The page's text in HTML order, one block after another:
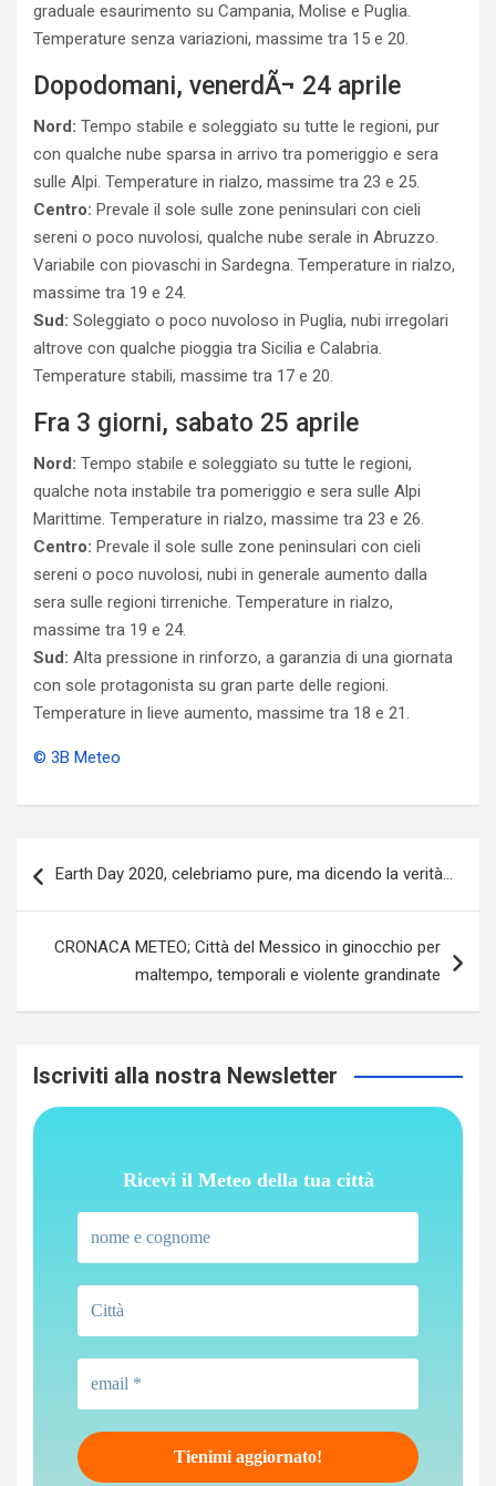
graduale esaurimento su Campania, Molise e Puglia.
Temperature senza variazioni, massime tra 15 e 20.
Dopodomani, venerdÃ¬ 24 aprile
Nord: Tempo stabile e soleggiato su tutte le regioni, pur
con qualche nube sparsa in arrivo tra pomeriggio e sera
sulle Alpi. Temperature in rialzo, massime tra 23 e 25.
Centro: Prevale il sole sulle zone peninsulari con cieli
sereni o poco nuvolosi, qualche nube serale in Abruzzo.
Variabile con piovaschi in Sardegna. Temperature in rialzo,
massime tra 19 e 24.
Sud: Soleggiato o poco nuvoloso in Puglia, nubi irregolari
altrove con qualche pioggia tra Sicilia e Calabria.
Temperature stabili, massime tra 17 e 20.
Fra 3 giorni, sabato 25 aprile
Nord: Tempo stabile e soleggiato su tutte le regioni,
qualche nota instabile tra pomeriggio e sera sulle Alpi
Marittime. Temperature in rialzo, massime tra 23 e 26.
Centro: Prevale il sole sulle zone peninsulari con cieli
sereni o poco nuvolosi, nubi in generale aumento dalla
sera sulle regioni tirreniche. Temperature in rialzo,
massime tra 19 e 24.
Sud: Alta pressione in rinforzo, a garanzia di una giornata
con sole protagonista su gran parte delle regioni.
Temperature in lieve aumento, massime tra 18 e 21.
© 3B Meteo
articoli
Earth Day 2020, celebriamo pure, ma dicendo la verità…
CRONACA METEO; Città del Messico in ginocchio per
maltempo, temporali e violente grandinate
Iscriviti alla nostra Newsletter
Ricevi il Meteo della tua città